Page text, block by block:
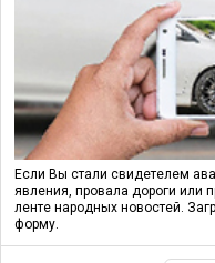
Если Вы стали свидетелем
явления, провала дороги или
ленте народных новостей.
форму.